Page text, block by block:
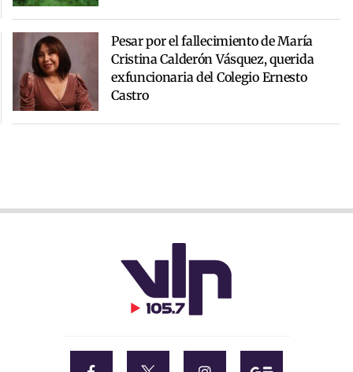
Pesar por el fallecimiento de María
Cristina Calderón Vásquez, querida
exfuncionaria del Colegio Ernesto
Castro